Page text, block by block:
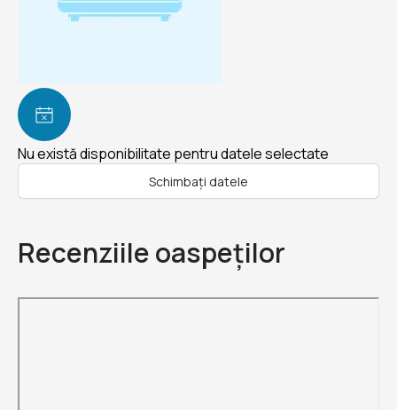
Nu există disponibilitate pentru datele selectate
Schimbați datele
Recenziile oaspeților